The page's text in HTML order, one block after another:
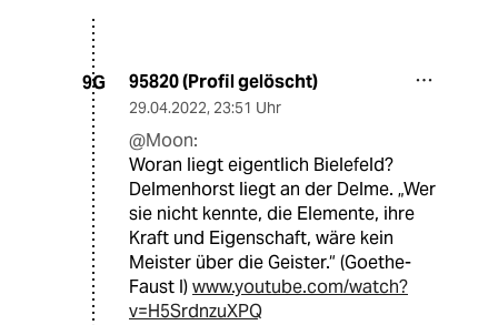
9G 95820 (Profil gelöscht)
29.04.2022, 23:51 Uhr
@Moon:
Woran liegt eigentlich Bielefeld?
Delmenhorst liegt an der Delme. „Wer
sie nicht kennte, die Elemente, ihre
Kraft und Eigenschaft, wäre kein
Meister über die Geister.“ (Goethe-
Faust I)www.youtube.com/watch?
v=H5SrdnzuXPQ